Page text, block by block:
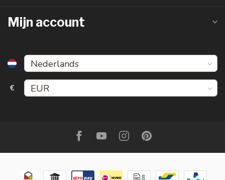
Mijn account
€